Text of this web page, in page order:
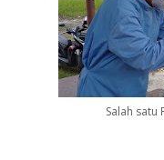
Salah satu